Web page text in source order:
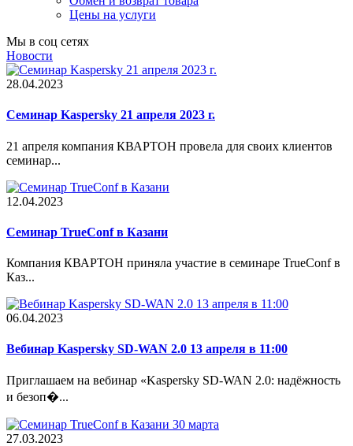
Цены на услуги
Мы в соц сетях
Новости
28.04.2023
Семинар Kaspersky 21 апреля 2023 г.
21 апреля компания КВАРТОН провела для своих клиентов
семинар...
12.04.2023
Cеминар TrueConf в Казани
Компания КВАРТОН приняла участие в семинаре TrueConf в
Каз...
06.04.2023
Вебинар Kaspersky SD-WAN 2.0 13 апреля в 11:00
Приглашаем на вебинар «Kaspersky SD-WAN 2.0: надёжность
и безоп�...
27.03.2023